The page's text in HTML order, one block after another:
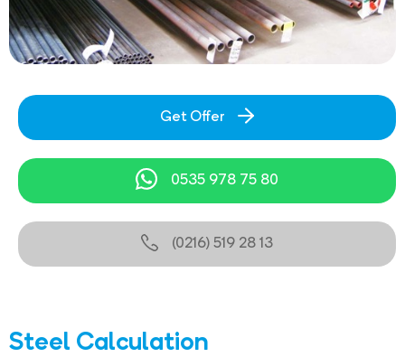
Get Offer
0535 978 75 80
(0216) 519 28 13
Steel Calculation